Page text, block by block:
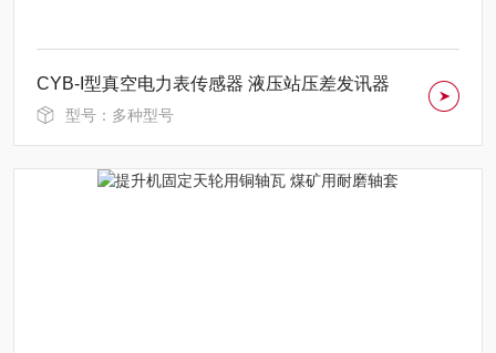
CYB-I型真空电力表传感器 液压站压差发讯器
型号：多种型号